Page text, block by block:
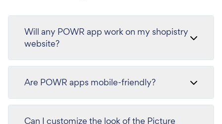
Will any POWR app work on my shopistry
website?
Are POWR apps mobile-friendly?
Can I customize the look of the Picture